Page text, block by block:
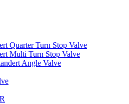
Quarter Turn Stop Valve
Multi Turn Stop Valve
Angle Valve